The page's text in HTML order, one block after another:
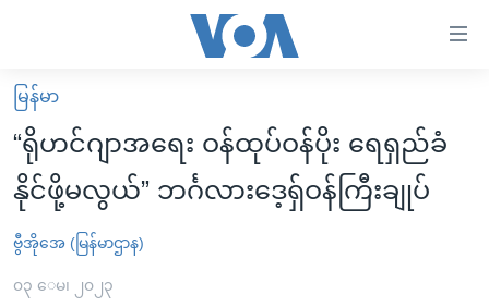
လွယ်ကူ
စေ
သည့်
Link
များ
ပင်မ
မူလစာမျက်နှာ
မြန်မာ
ကမ္ဘာ့သတင်းများ
နိုင်ငံတကာ
ဗွီဒီယို
မြန်မာ
“ရိုဟင်ဂျာအရေး ဝန်ထုပ်ဝန်ပိုး ရေရှည်ခံ
နိုင်ဖို့မလွယ်” ဘင်္ဂလားဒေ့ရ်ှဝန်ကြီးချုပ်
ဗွီအိုအေ (မြန်မာဌာန)
၀၃ ေမ၊ ၂၀၂၃